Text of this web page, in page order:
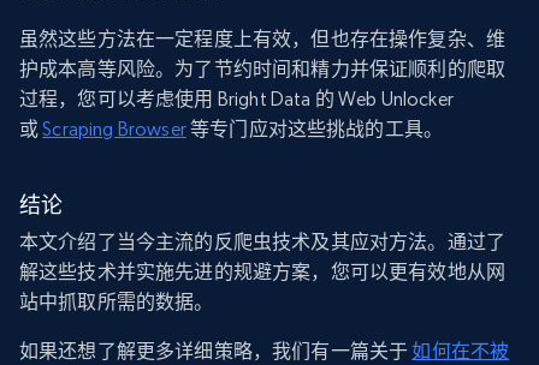
虽然这些方法在一定程度上有效，但也存在操作复杂、维
护成本高等风险。为了节约时间和精力并保证顺利的爬取
过程，您可以考虑使用 Bright Data 的 Web Unlocker
或Scraping Browser等专门应对这些挑战的工具。
结论
本文介绍了当今主流的反爬虫技术及其应对方法。通过了
解这些技术并实施先进的规避方案，您可以更有效地从网
站中抓取所需的数据。
如果还想了解更多详细策略，我们有一篇关于如何在不被